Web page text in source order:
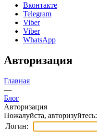
Вконтакте
Telegram
Viber
Viber
WhatsApp
Авторизация
Главная
—
Блог
Авторизация
Пожалуйста, авторизуйтесь:
Логин: